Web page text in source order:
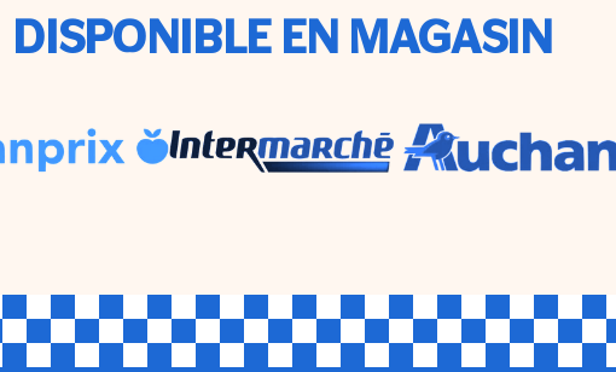
DISPONIBLE EN MAGASIN